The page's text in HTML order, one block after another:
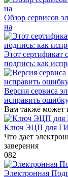
Обзор сервисов
на
Этот сертификат
подпись: как
Версия сервиса
исправить
Вам также может
Ключ ЭЦП для
Что дает
заверения
082
Электронная